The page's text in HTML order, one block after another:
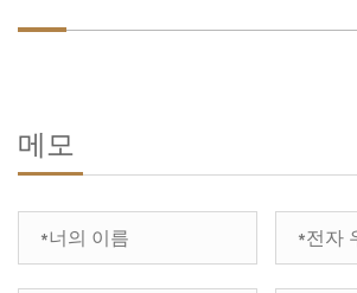
메모